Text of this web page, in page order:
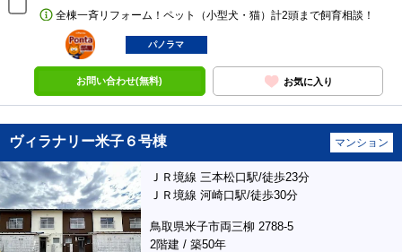
全棟一斉リフォーム！ペット（小型犬・猫）計2頭まで飼育相談！
ポンタ
部屋
パノラマ
お問い合わせ(無料) お気に入り
ヴィラナリー米子６号棟 マンション
ＪＲ境線 三本松口駅/徒歩23分
ＪＲ境線 河崎口駅/徒歩30分
鳥取県米子市両三柳 2788-5
2階建 / 築50年